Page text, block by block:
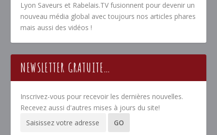
Lyon Saveurs et Rabelais.TV fusionnent pour devenir un
nouveau média global avec toujours nos articles phares
mais aussi des vidéos !
NEWSLETTER GRATUITE…
Inscrivez-vous pour recevoir les dernières nouvelles.
Recevez aussi d'autres mises à jours du site!